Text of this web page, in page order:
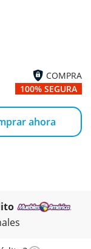
COMPRA
100% SEGURA
ahora